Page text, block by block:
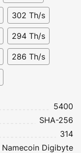
302 Th/s
294 Th/s
286 Th/s
5400
SHA-256
314
Namecoin Digibyte